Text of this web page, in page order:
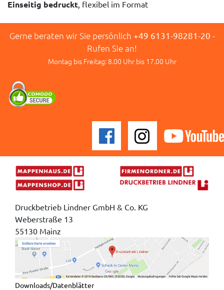
Einseitig bedruckt, flexibel im Format
Gerne beraten wir Sie persönlich +49 6131-98281-20 -
Rufen Sie an!
Montag bis Freitag: 8.00 Uhr bis 17.00 Uhr
Druckbetrieb Lindner GmbH & Co. KG
Weberstraße 13
55130 Mainz
Downloads/Datenblätter